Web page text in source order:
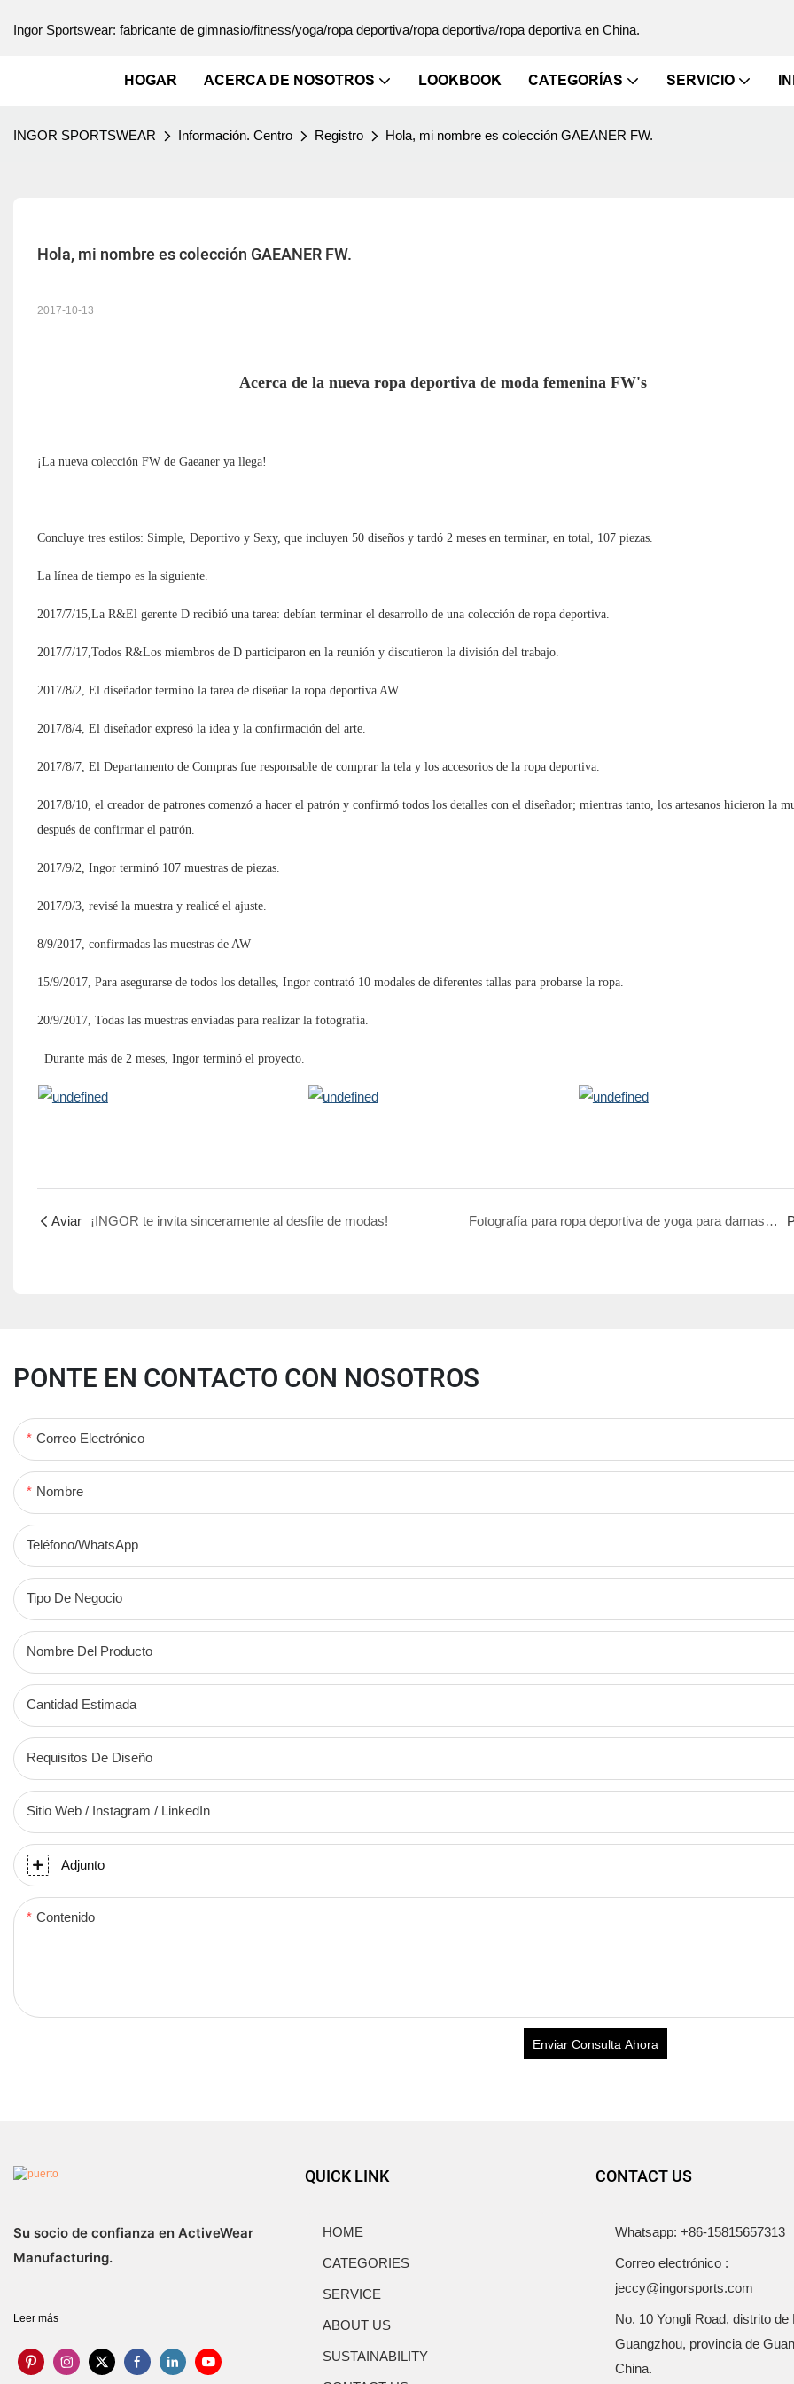
Ingor Sportswear: fabricante de gimnasio/fitness/yoga/ropa deportiva/ropa deportiva/ropa deportiva en China.
HOGAR ACERCA DE NOSOTROS LOOKBOOK CATEGORÍAS SERVICIO
INGOR SPORTSWEAR Información. Centro Registro Hola, mi nombre es colección GAEANER FW.
Hola, mi nombre es colección GAEANER FW.
2017-10-13
Acerca de la nueva ropa deportiva de moda femenina FW's
¡La nueva colección FW de Gaeaner ya llega!
Concluye tres estilos: Simple, Deportivo y Sexy, que incluyen 50 diseños y tardó 2 meses en terminar, en total, 107 piezas.
La línea de tiempo es la siguiente.
2017/7/15,La R&El gerente D recibió una tarea: debían terminar el desarrollo de una colección de ropa deportiva.
2017/7/17,Todos R&Los miembros de D participaron en la reunión y discutieron la división del trabajo.
2017/8/2, El diseñador terminó la tarea de diseñar la ropa deportiva AW.
2017/8/4, El diseñador expresó la idea y la confirmación del arte.
2017/8/7, El Departamento de Compras fue responsable de comprar la tela y los accesorios de la ropa deportiva.
2017/8/10, el creador de patrones comenzó a hacer el patrón y confirmó todos los detalles con el diseñador; mientras tanto, los artesanos hicieron la
después de confirmar el patrón.
2017/9/2, Ingor terminó 107 muestras de piezas.
2017/9/3, revisé la muestra y realicé el ajuste.
8/9/2017, confirmadas las muestras de AW
15/9/2017, Para asegurarse de todos los detalles, Ingor contrató 10 modales de diferentes tallas para probarse la ropa.
20/9/2017, Todas las muestras enviadas para realizar la fotografía.
Durante más de 2 meses, Ingor terminó el proyecto.
Aviar ¡INGOR te invita sinceramente al desfile de modas! Fotografía para ropa deportiva de yoga para damas AW
PONTE EN CONTACTO CON NOSOTROS
Correo Electrónico
Nombre
Teléfono/WhatsApp
Tipo De Negocio
Nombre Del Producto
Cantidad Estimada
Requisitos De Diseño
Sitio Web / Instagram / LinkedIn
Adjunto
Contenido
Enviar Consulta Ahora
Su socio de confianza en ActiveWear
Manufacturing.
Leer más
QUICK LINK
HOME
CATEGORIES
SERVICE
ABOUT US
SUSTAINABILITY
CONTACT US
Whatsapp: +86-15815657313
Correo electrónico :
jeccy@ingorsports.com
No. 10 Yongli Road, distrito de
Guangzhou, provincia de
China.